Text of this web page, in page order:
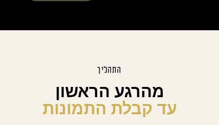
התהליך
מהרגע הראשון
עד קבלת התמונות